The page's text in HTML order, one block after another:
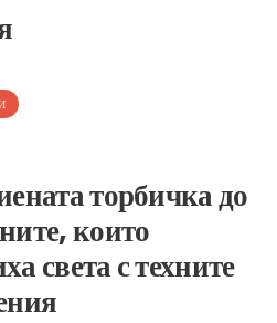
торбичка до
които
света с техните